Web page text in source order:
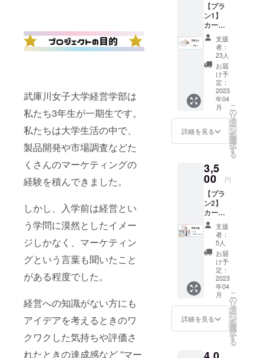
武庫川女子大学経営学部は
私たち3年生が一期生です。
私たちは大学生活の中で、
製品開発や市場調査などた
くさんのマーケティングの
経験を積んできました。
しかし、入学前は経営とい
う学問に漠然としたイメー
ジしかなく、マーケティン
グという言葉も聞いたこと
がある程度でした。
経営への知識がない方にも
アイデアを考えるときのワ
クワクした気持ちや評価さ
れたときの達成感など ”マー
【プラ
ン1】
カード
ゲーム
製品本
体とク
ラウド
ファン
ディン
グで購
入され
た方限
定特典
とし
て、ア
イドル
キラキ
ラバー
ジョン
を同封
しま
す。 さ
らにク
ラウド
ファン
ディン
グでの
み10％
割引の
価格と
させて
いただ
いてお
「推し
支援
者：
23人
お届
け予
定：
2023
年04
月
詳細を見る
こ
の
リ
タ
ー
ン
を
選
択
す
る
3,5
00 円
【プラ
ン2】
カード
ゲーム
製品本
体、手
書きレ
ター、
社員証
風カー
ド12枚
セット
をお届
けしま
す！ 社
員証風
は一部
支援
者：
5人
お届
け予
定：
2023
年04
月
詳細を見る
こ
の
リ
タ
ー
ン
を
選
択
す
る